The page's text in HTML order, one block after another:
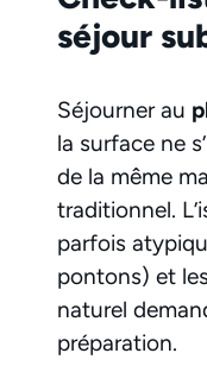
séjour
Séjourner au
la surface ne
de la même
traditionnel.
parfois
pontons) et
naturel
préparation.